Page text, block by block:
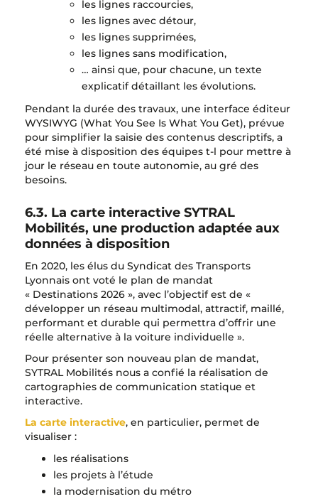
les lignes raccourcies,
les lignes avec détour,
les lignes supprimées,
les lignes sans modification,
… ainsi que, pour chacune, un texte
explicatif détaillant les évolutions.
Pendant la durée des travaux, une interface éditeur
WYSIWYG (What You See Is What You Get), prévue
pour simplifier la saisie des contenus descriptifs, a
été mise à disposition des équipes t-l pour mettre à
jour le réseau en toute autonomie, au gré des
besoins.
6.3. La carte interactive SYTRAL
Mobilités, une production adaptée aux
données à disposition
En 2020, les élus du Syndicat des Transports
Lyonnais ont voté le plan de mandat
« Destinations 2026 », avec l’objectif est de «
développer un réseau multimodal, attractif, maillé,
performant et durable qui permettra d’offrir une
réelle alternative à la voiture individuelle ».
Pour présenter son nouveau plan de mandat,
SYTRAL Mobilités nous a confié la réalisation de
cartographies de communication statique et
interactive.
La carte interactive, en particulier, permet de
visualiser :
les réalisations
les projets à l’étude
la modernisation du métro